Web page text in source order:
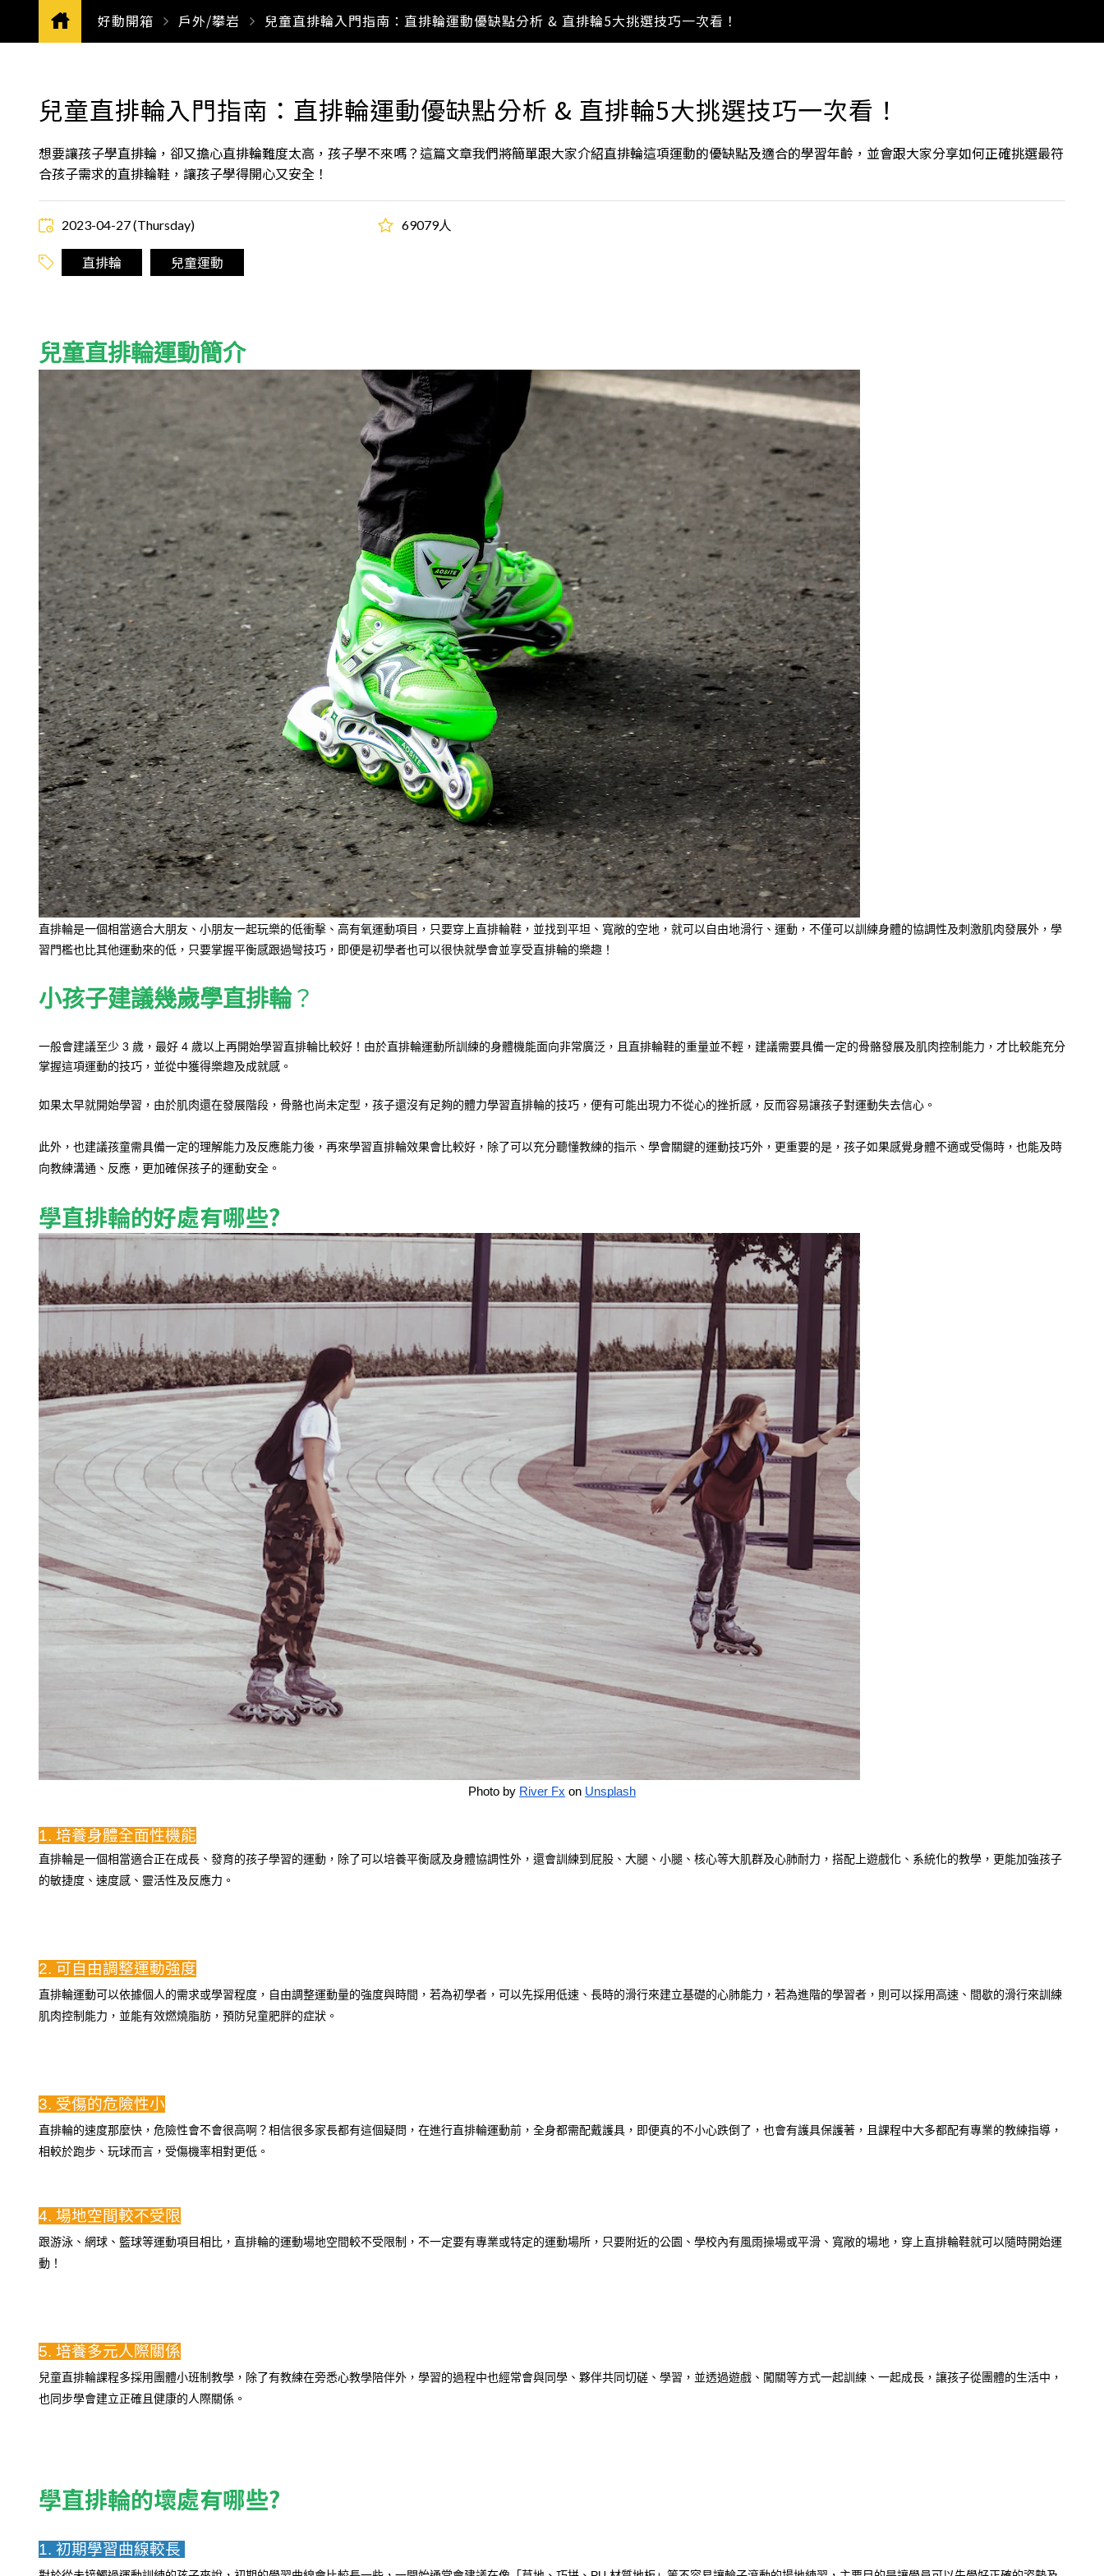
好動開箱 戶外/攀岩 CURRENT:
兒童直排輪入門指南：直排輪運動優缺點分析 & 直排輪5大挑選技巧一次看！
兒童直排輪入門指南：直排輪運動優缺點分析 & 直排輪5大挑選技巧一次看！
想要讓孩子學直排輪，卻又擔心直排輪難度太高，孩子學不來嗎？這篇文章我們將簡單跟大家介紹直排輪這項運動的優缺點及適合的學習年齡，並會跟大家分享如何正確挑選最符
合孩子需求的直排輪鞋，讓孩子學得開心又安全！
2023-04-27 (Thursday) 69079人
直排輪 兒童運動
兒童直排輪運動簡介
直排輪是一個相當適合大朋友、小朋友一起玩樂的低衝擊、高有氧運動項目，只要穿上直排輪鞋，並找到平坦、寬敞的空地，就可以自由地滑行、運動，不僅可以訓練身體的協調性及刺激肌肉發展外，學
習門檻也比其他運動來的低，只要掌握平衡感跟過彎技巧，即便是初學者也可以很快就學會並享受直排輪的樂趣！
小孩子建議幾歲學直排輪？
一般會建議至少 3 歲，最好 4 歲以上再開始學習直排輪比較好！由於直排輪運動所訓練的身體機能面向非常廣泛，且直排輪鞋的重量並不輕，建議需要具備一定的骨骼發展及肌肉控制能力，才比較能充分
掌握這項運動的技巧，並從中獲得樂趣及成就感。
如果太早就開始學習，由於肌肉還在發展階段，骨骼也尚未定型，孩子還沒有足夠的體力學習直排輪的技巧，便有可能出現力不從心的挫折感，反而容易讓孩子對運動失去信心。
此外，也建議孩童需具備一定的理解能力及反應能力後，再來學習直排輪效果會比較好，除了可以充分聽懂教練的指示、學會關鍵的運動技巧外，更重要的是，孩子如果感覺身體不適或受傷時，也能及時
向教練溝通、反應，更加確保孩子的運動安全。
學直排輪的好處有哪些?
Photo by River Fx on Unsplash
1. 培養身體全面性機能
直排輪是一個相當適合正在成長、發育的孩子學習的運動，除了可以培養平衡感及身體協調性外，還會訓練到屁股、大腿、小腿、核心等大肌群及心肺耐力，搭配上遊戲化、系統化的教學，更能加強孩子
的敏捷度、速度感、靈活性及反應力。
2. 可自由調整運動強度
直排輪運動可以依據個人的需求或學習程度，自由調整運動量的強度與時間，若為初學者，可以先採用低速、長時的滑行來建立基礎的心肺能力，若為進階的學習者，則可以採用高速、間歇的滑行來訓練
肌肉控制能力，並能有效燃燒脂肪，預防兒童肥胖的症狀。
3. 受傷的危險性小
直排輪的速度那麼快，危險性會不會很高啊？相信很多家長都有這個疑問，在進行直排輪運動前，全身都需配戴護具，即便真的不小心跌倒了，也會有護具保護著，且課程中大多都配有專業的教練指導，
相較於跑步、玩球而言，受傷機率相對更低。
4. 場地空間較不受限
跟游泳、網球、籃球等運動項目相比，直排輪的運動場地空間較不受限制，不一定要有專業或特定的運動場所，只要附近的公園、學校內有風雨操場或平滑、寬敞的場地，穿上直排輪鞋就可以隨時開始運
動！
5. 培養多元人際關係​
兒童直排輪課程多採用團體小班制教學，除了有教練在旁悉心教學陪伴外，學習的過程中也經常會與同學、夥伴共同切磋、學習，並透過遊戲、闖關等方式一起訓練、一起成長，讓孩子從團體的生活中，
也同步學會建立正確且健康的人際關係。
學直排輪的壞處有哪些?
1. 初期學習曲線較長